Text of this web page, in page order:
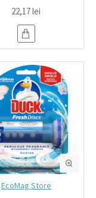
22,17 lei
EcoMag Store